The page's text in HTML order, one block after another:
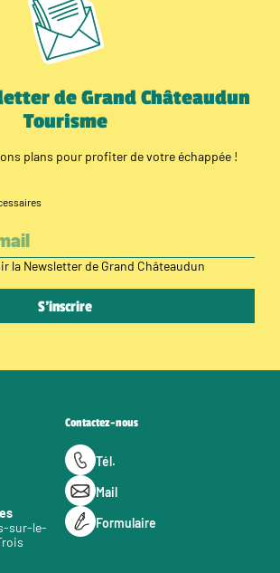
de Grand Châteaudun
Tourisme
plans pour profiter de votre échappée !
la Newsletter de Grand Châteaudun
sur-le-
Contactez-nous
Tél.
Mail
Formulaire